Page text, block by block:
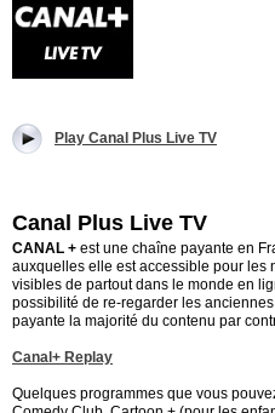
Play Canal Plus Live TV
Canal Plus Live TV
CANAL + est une chaîne payante en
auxquelles elle est accessible pour les
visibles de partout dans le monde en
possibilité de re-regarder les
payante la majorité du contenu par
Canal+ Replay
Quelques programmes que vous